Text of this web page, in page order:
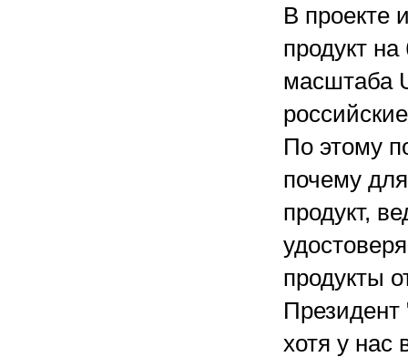
В проекте
продукт
масштаба
По этому
почему
продукт,
продукты
хотя у нас